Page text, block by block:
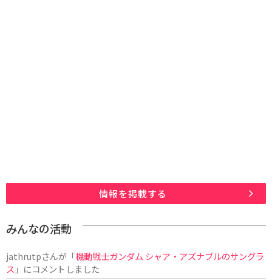
情報を掲載する
みんなの活動
jathrutpさんが「機動戦士ガンダム シャア・アズナブルのサングラ
ス 」にコメントしました